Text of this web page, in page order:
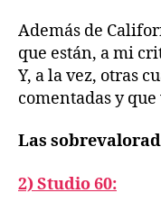
Además de
que están, a mi
Y, a la vez, otras
comentadas y
Las
2) Studio 60: